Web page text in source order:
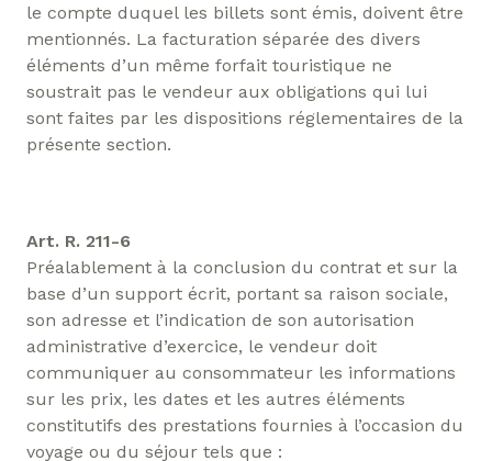
le compte duquel les billets sont émis, doivent être
mentionnés. La facturation séparée des divers
éléments d’un même forfait touristique ne
soustrait pas le vendeur aux obligations qui lui
sont faites par les dispositions réglementaires de la
présente section.
Art. R. 211-6
Préalablement à la conclusion du contrat et sur la
base d’un support écrit, portant sa raison sociale,
son adresse et l’indication de son autorisation
administrative d’exercice, le vendeur doit
communiquer au consommateur les informations
sur les prix, les dates et les autres éléments
constitutifs des prestations fournies à l’occasion du
voyage ou du séjour tels que :